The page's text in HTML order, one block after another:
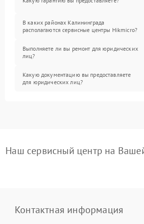
В каких районах Калининграда
располагаются сервисные центры Hikmicro?
Выполняете ли вы ремонт для юридических
лиц?
Какую документацию вы предоставляете
для юридических лиц?
Наш сервисный центр на
Контактная информация